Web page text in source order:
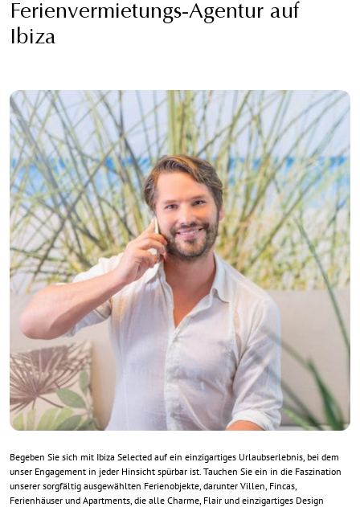
Ferienvermietungs-Agentur auf
Ibiza
Begeben Sie sich mit Ibiza Selected auf ein einzigartiges Urlaubserlebnis, bei dem
unser Engagement in jeder Hinsicht spürbar ist. Tauchen Sie ein in die Faszination
unserer sorgfältig ausgewählten Ferienobjekte, darunter Villen, Fincas,
Ferienhäuser und Apartments, die alle Charme, Flair und einzigartiges Design